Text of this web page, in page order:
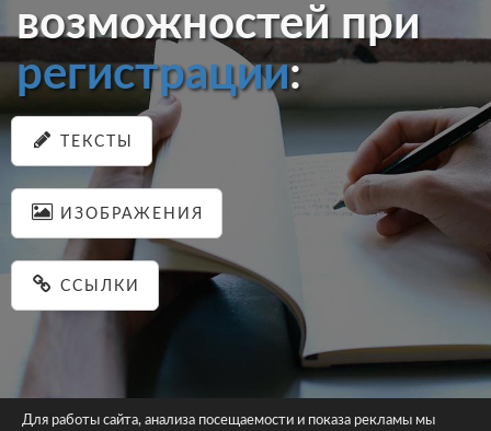
возможностей при
регистрации:
ТЕКСТЫ
ИЗОБРАЖЕНИЯ
ССЫЛКИ
Для работы сайта, анализа посещаемости и показа рекламы мы